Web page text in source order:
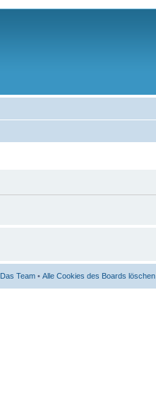
Das Team • Alle Cookies des Boards löschen